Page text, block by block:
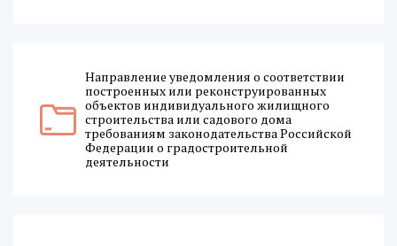
Направление уведомления о соответствии
построенных или реконструированных
объектов индивидуального жилищного
строительства или садового дома
требованиям законодательства Российской
Федерации о градостроительной
деятельности